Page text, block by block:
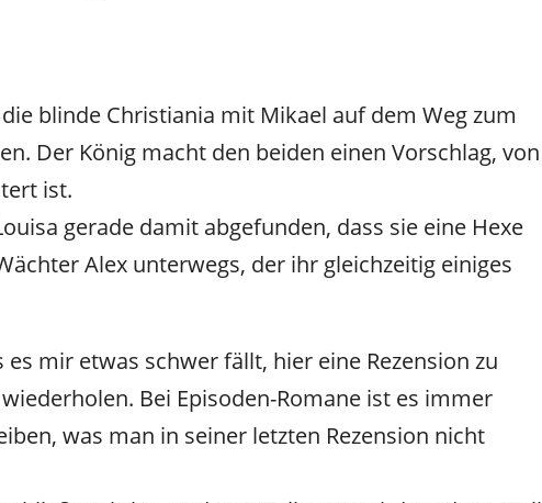
blinde Christiania mit Mikael auf dem Weg zum
Der König macht den beiden einen Vorschlag, von
ist.
gerade damit abgefunden, dass sie eine Hexe
Alex unterwegs, der ihr gleichzeitig einiges
es mir etwas schwer fällt, hier eine Rezension zu
Bei Episoden-Romane ist es immer
was man in seiner letzten Rezension nicht